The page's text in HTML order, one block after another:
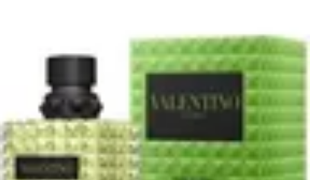
Piante e Cura